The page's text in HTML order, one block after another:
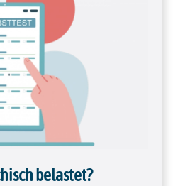
belastet?